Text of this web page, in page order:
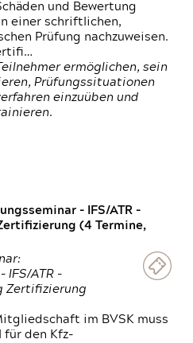
und Bewertung
einer schriftlichen,
Prüfung nachzuweisen.
ermöglichen, sein
Prüfungssituationen
einzuüben und
- IFS/ATR -
(4 Termine,
IFS/ATR -
Zertifizierung
im BVSK muss
für den Kfz-